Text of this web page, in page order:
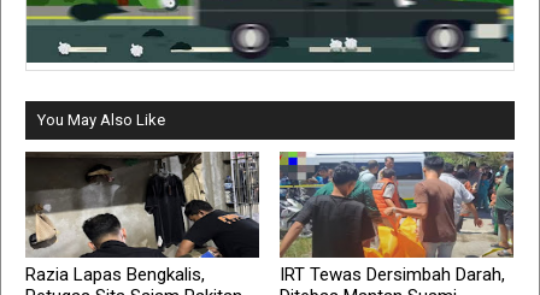
You May Also Like
Razia Lapas Bengkalis,
IRT Tewas Dersimbah Darah,